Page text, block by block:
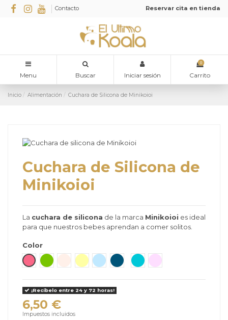
Contacto Reservar cita en tienda
Menu Buscar Iniciar sesión
0
Carrito
Inicio Alimentación Cuchara de Silicona de Minikoioi
Cuchara de Silicona de
Minikoioi
La cuchara de silicona de la marca Minikoioi es ideal
para que nuestros bebes aprendan a comer solitos.
Color
Rosa Oscuro
Verde Beige AmarilloAzul Claro
MarinGris Nacar
Verde Mauricio
Rosa/Rosa
¡Recíbelo entre 24 y 72 horas!
6,50 €
Impuestos incluidos